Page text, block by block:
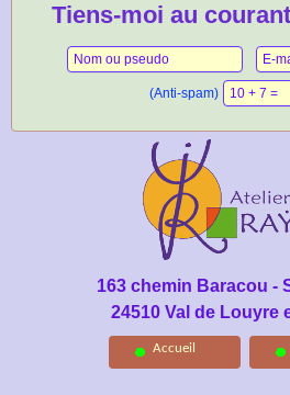
Tiens-moi au
(Anti-spam)
163 chemin Baracou -
24510 Val de Louyre
Accueil